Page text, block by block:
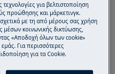
F603
με WIFI
για βελτιστοποίηση
προώθησης και μάρκετινγκ.
με τη από μέρους σας χρήση
μέσων κοινωνικής δικτύωσης,
«Αποδοχή όλων των cookie»
Για περισσότερες
για τα Cookie.